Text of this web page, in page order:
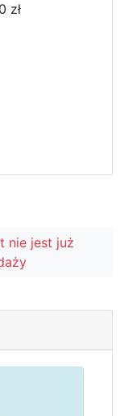
zł
nie jest już